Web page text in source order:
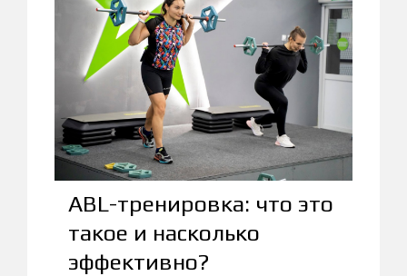
ABL-тренировка: что это
такое и насколько
эффективно?